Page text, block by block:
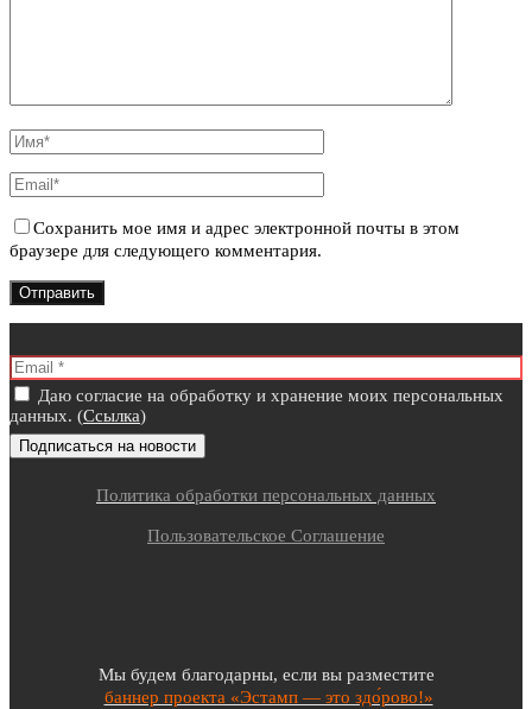
Сохранить мое имя и адрес электронной почты в этом
браузере для следующего комментария.
Даю согласие на обработку и хранение моих персональных
данных. (Ссылка)
Политика обработки персональных данных
Пользовательское Соглашение
Мы будем благодарны, если вы разместите
баннер проекта «Эстамп — это здо́рово!»